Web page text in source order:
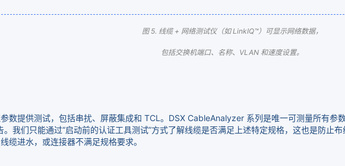
图 5. 线缆 + 网络测试仪（如 LinkIQ™）可显示网络数据，
包括交换机端口、名称、VLAN 和速度设置。
数提供测试，包括串扰、屏蔽集成和 TCL。DSX CableAnalyzer 系列是唯一可测量所有参
。我们只能通过“启动前的认证工具测试”方式了解线缆是否满足上述特定规格，这也是防止
缆进水，或连接器不满足规格要求。